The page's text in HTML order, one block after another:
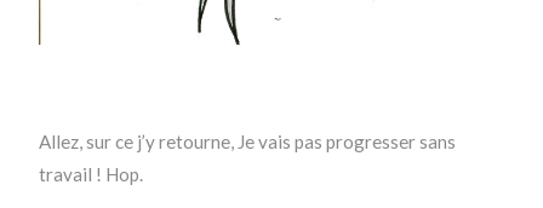
Allez, sur ce j’y retourne, Je vais pas progresser sans
travail ! Hop.